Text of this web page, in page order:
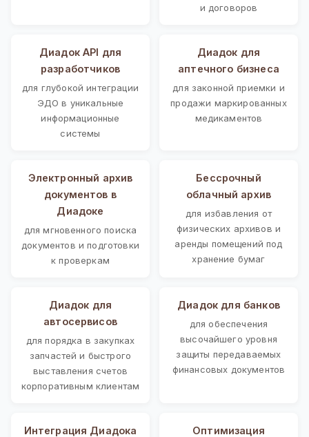
и договоров
Диадок API для
разработчиков
для глубокой интеграции
ЭДО в уникальные
информационные
системы
Диадок для
аптечного бизнеса
для законной приемки и
продажи маркированных
медикаментов
Электронный архив
документов в
Диадоке
для мгновенного поиска
документов и подготовки
к проверкам
Бессрочный
облачный архив
для избавления от
физических архивов и
аренды помещений под
хранение бумаг
Диадок для
автосервисов
для порядка в закупках
запчастей и быстрого
выставления счетов
корпоративным клиентам
Диадок для банков
для обеспечения
высочайшего уровня
защиты передаваемых
финансовых документов
Интеграция Диадока
Оптимизация